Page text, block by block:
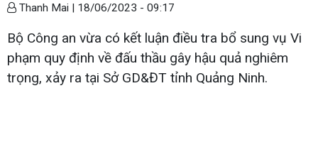
Thanh Mai | 18/06/2023 - 09:17
Bộ Công an vừa có kết luận điều tra bổ sung vụ Vi
phạm quy định về đấu thầu gây hậu quả nghiêm
trọng, xảy ra tại Sở GD&ĐT tỉnh Quảng Ninh.